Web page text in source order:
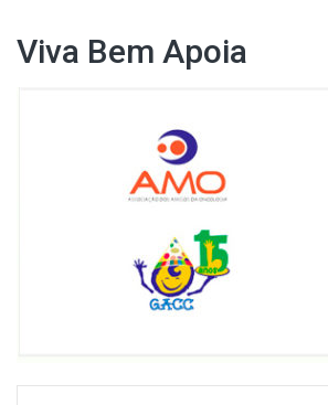
Viva Bem Apoia